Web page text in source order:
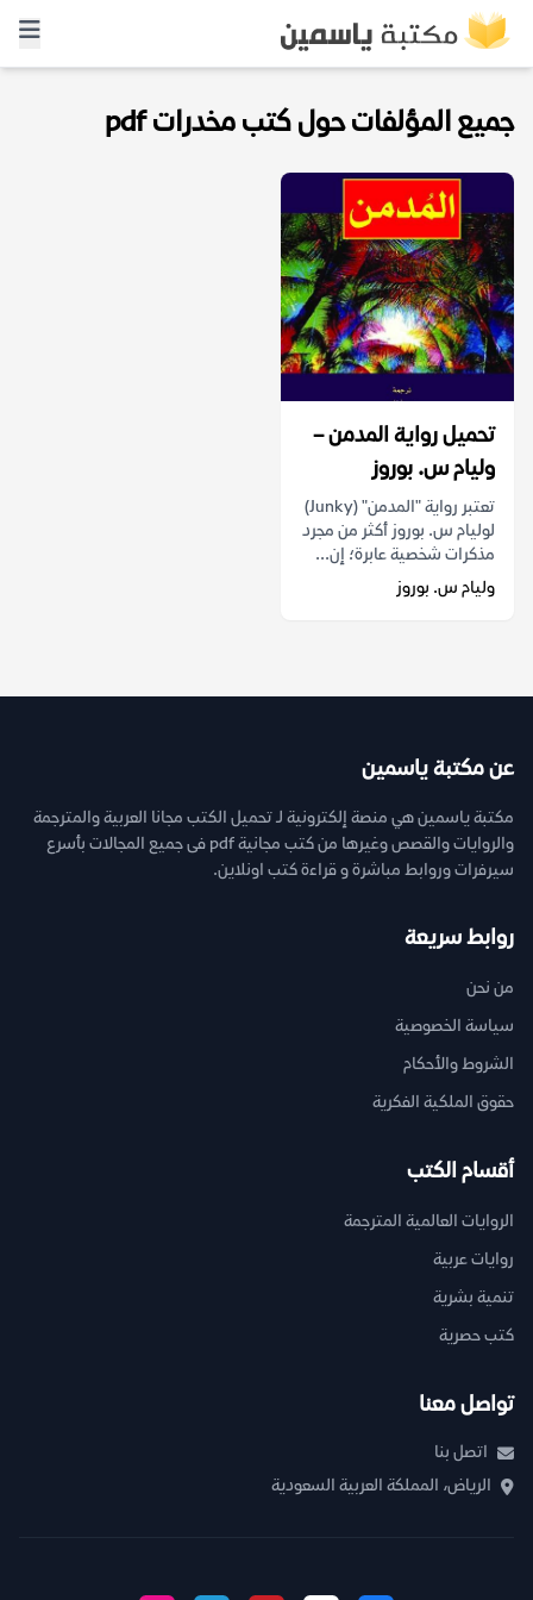
جميع المؤلفات حول كتب مخدرات pdf
تحميل رواية المدمن –
وليام س. بوروز
تعتبر رواية "المدمن" (Junky)
لوليام س. بوروز أكثر من مجرد
مذكرات شخصية عابرة؛ إن...
وليام س. بوروز
عن مكتبة ياسمين
مكتبة ياسمين هي منصة إلكترونية لـ تحميل الكتب مجانا العربية والمترجمة
والروايات والقصص وغيرها من كتب مجانية pdf فى جميع المجالات بأسرع
سيرفرات وروابط مباشرة و قراءة كتب اونلاين.
روابط سريعة
من نحن
سياسة الخصوصية
الشروط والأحكام
حقوق الملكية الفكرية
أقسام الكتب
الروايات العالمية المترجمة
روايات عربية
تنمية بشرية
كتب حصرية
تواصل معنا
اتصل بنا
الرياض، المملكة العربية السعودية